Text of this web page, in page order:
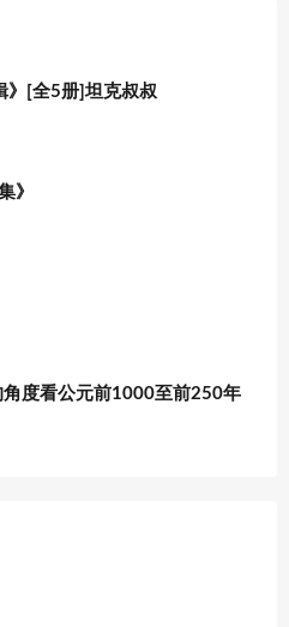
》[全5册]坦克叔叔
》
角度看公元前1000至前250年